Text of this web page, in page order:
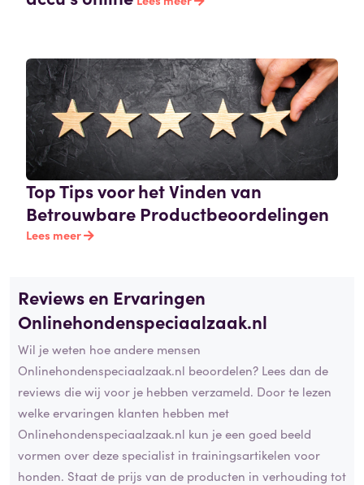
Top Tips voor het Vinden van
Betrouwbare Productbeoordelingen
Lees meer
Reviews en Ervaringen
Onlinehondenspeciaalzaak.nl
Wil je weten hoe andere mensen
Onlinehondenspeciaalzaak.nl beoordelen? Lees dan de
reviews die wij voor je hebben verzameld. Door te lezen
welke ervaringen klanten hebben met
Onlinehondenspeciaalzaak.nl kun je een goed beeld
vormen over deze specialist in trainingsartikelen voor
honden. Staat de prijs van de producten in verhouding tot